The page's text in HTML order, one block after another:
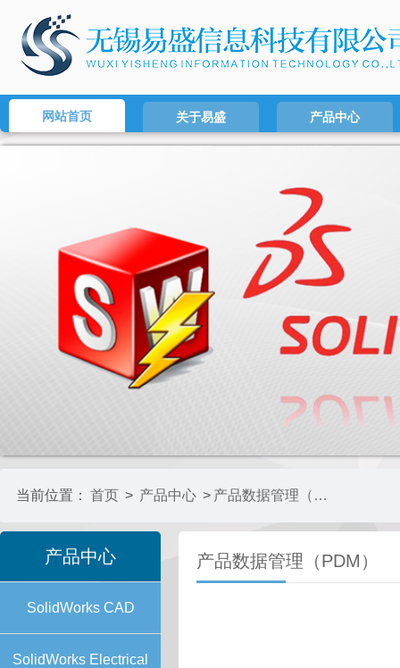
网站首页 关于易盛 产品中心
当前位置： 首页 > 产品中心 > 产品数据管理（PDM）
产品中心
SolidWorks CAD
SolidWorks Electrical
产品数据管理（PDM）